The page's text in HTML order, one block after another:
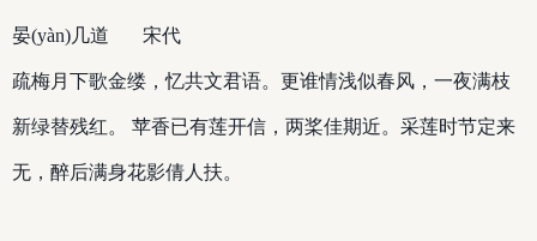
晏(yàn)几道 宋代
疏梅月下歌金缕，忆共文君语。更谁情浅似春风，一夜满枝
新绿替残红。 苹香已有莲开信，两桨佳期近。采莲时节定来
无，醉后满身花影倩人扶。